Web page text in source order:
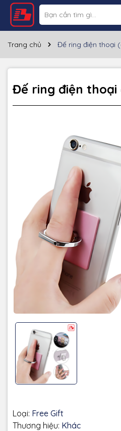
Trang chủ Đế ring điện thoại
Đế ring điện
Loại: Free Gift
Thương hiệu: Khác
Thông số kỹ thuật